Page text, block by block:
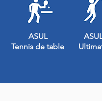
ASUL
Tennis de table